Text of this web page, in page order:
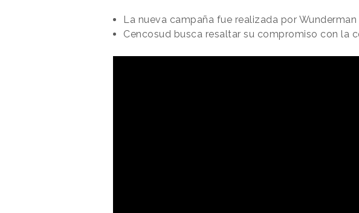
La nueva campaña fue realizada por
Cencosud busca resaltar su compromiso con la